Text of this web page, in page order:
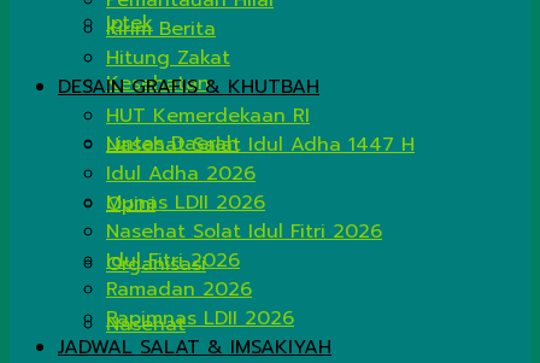
Iptek
Kesehatan
Lintas Daerah
Opini
Organisasi
Nasehat
Kirim Berita
Hitung Zakat
DESAIN GRAFIS & KHUTBAH
HUT Kemerdekaan RI
Nasehat Salat Idul Adha 1447 H
Idul Adha 2026
Munas LDII 2026
Nasehat Solat Idul Fitri 2026
Idul Fitri 2026
Ramadan 2026
Rapimnas LDII 2026
JADWAL SALAT & IMSAKIYAH